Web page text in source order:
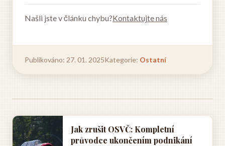
Našli jste v článku chybu?Kontaktujte nás
Publikováno: 27. 01. 2025Kategorie: Ostatní
Jak zrušit OSVČ: Kompletní
průvodce ukončením podnikání